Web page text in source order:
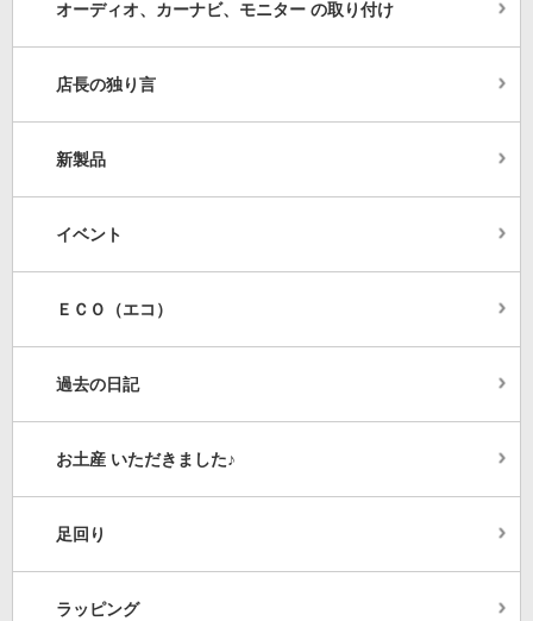
オーディオ、カーナビ、モニター の取り付け
店長の独り言
新製品
イベント
ＥＣＯ（エコ）
過去の日記
お土産 いただきました♪
足回り
ラッピング